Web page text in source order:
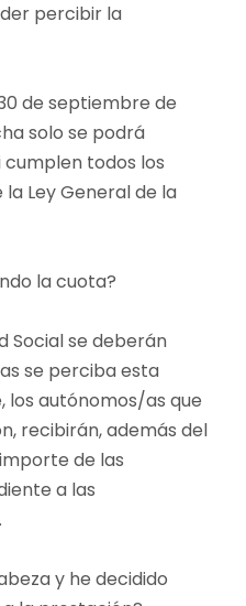
percibir la
de septiembre de
solo se podrá
todos los
Ley General de la
la cuota?
Social se deberán
se perciba esta
los autónomos/as que
recibirán, además del
de las
a las
y he decidido